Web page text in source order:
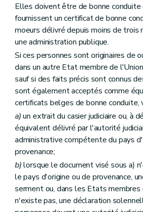
Elles doivent être de bonne
fournissent un certificat de bonne
moeurs délivré depuis moins de trois
une administration publique.
Si ces personnes sont originaires de
dans un autre Etat membre de
sauf si des faits précis sont connus
sont également acceptés comme
certificats belges de bonne conduite,
a)un extrait du casier judiciaire ou, à
équivalent délivré par l'autorité
administrative compétente du pays
provenance;
b)lorsque le document visé sous a)
le pays d'origine ou de provenance,
serment ou, dans les Etats
n'existe pas, une déclaration